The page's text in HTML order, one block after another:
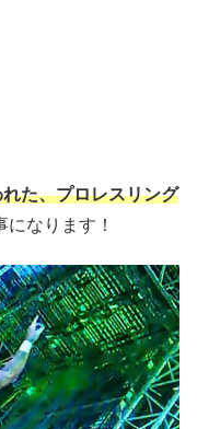
た、プロレスリング
なります！